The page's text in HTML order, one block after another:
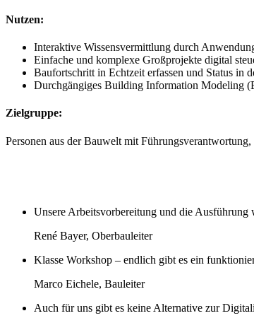
Nutzen:
Interaktive Wissensvermittlung durch
Einfache und komplexe Großprojekte digital
Baufortschritt in Echtzeit erfassen und Status in
Durchgängiges Building Information Modeling
Zielgruppe:
Personen aus der Bauwelt mit
Unsere Arbeitsvorbereitung und die Ausführung
René Bayer, Oberbauleiter
Klasse Workshop – endlich gibt es ein
Marco Eichele, Bauleiter
Auch für uns gibt es keine Alternative zur